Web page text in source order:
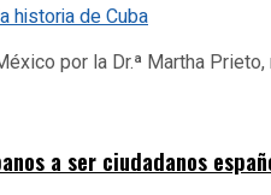
por la Dr.ª Martha
a ser ciudadanos